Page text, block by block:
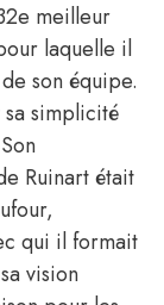
meilleur
laquelle il
son équipe.
simplicité
Ruinart était
qui il formait
vision